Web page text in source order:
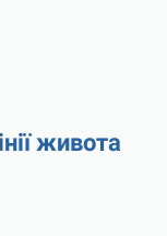
живота